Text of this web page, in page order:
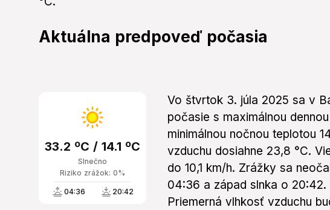
Aktuálna predpoveď počasia
Slnečno
33.2 ºC / 14.1 ºC
Riziko zrážok: 0%
04:36 20:42
Vo štvrtok 3. júla 2025 sa v
počasie s maximálnou
minimálnou nočnou teplotou
vzduchu dosiahne 23,8 °C.
do 10,1 km/h. Zrážky sa
04:36 a západ slnka o 20:42.
Priemerná vlhkosť vzduchu